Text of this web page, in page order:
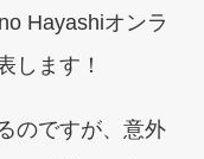
Hayashiオンラ
します！
のですが、意外